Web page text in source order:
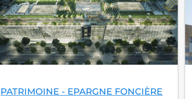
PATRIMOINE - EPARGNE FONCIÈRE